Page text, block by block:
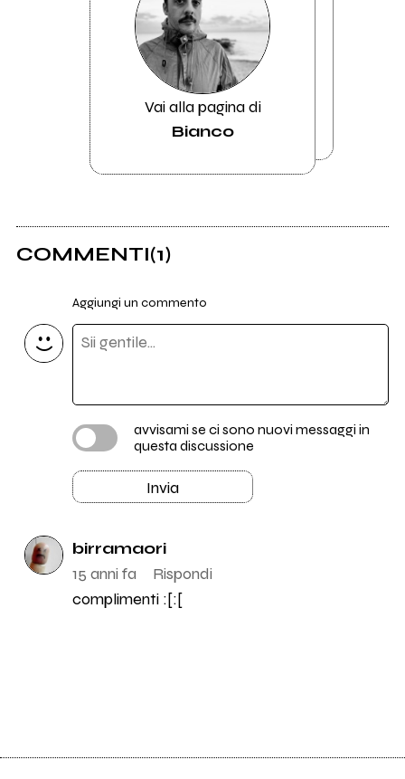
Vai alla pagina di
Bianco
COMMENTI(1)
Aggiungi un commento
avvisami se ci sono nuovi messaggi in
questa discussione
Invia
birramaori
15 anni fa
Rispondi
complimenti :[:[